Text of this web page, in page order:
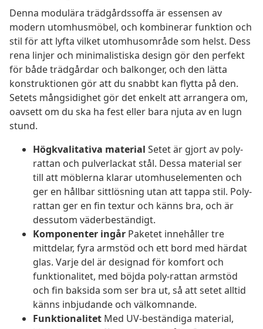
Denna modulära trädgårdssoffa är essensen av
modern utomhusmöbel, och kombinerar funktion och
stil för att lyfta vilket utomhusområde som helst. Dess
rena linjer och minimalistiska design gör den perfekt
för både trädgårdar och balkonger, och den lätta
konstruktionen gör att du snabbt kan flytta på den.
Setets mångsidighet gör det enkelt att arrangera om,
oavsett om du ska ha fest eller bara njuta av en lugn
stund.
Högkvalitativa material Setet är gjort av poly-
rattan och pulverlackat stål. Dessa material ser
till att möblerna klarar utomhuselementen och
ger en hållbar sittlösning utan att tappa stil. Poly-
rattan ger en fin textur och känns bra, och är
dessutom väderbeständigt.
Komponenter ingår Paketet innehåller tre
mittdelar, fyra armstöd och ett bord med härdat
glas. Varje del är designad för komfort och
funktionalitet, med böjda poly-rattan armstöd
och fin baksida som ser bra ut, så att setet alltid
känns inbjudande och välkomnande.
Funktionalitet Med UV-beständiga material,